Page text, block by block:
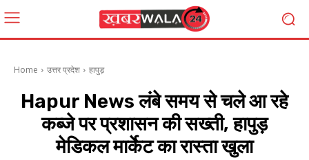
Home उत्तर प्रदेश हापुड़
Hapur News लंबे समय से चले आ रहे
कब्जे पर प्रशासन की सख्ती, हापुड़
मेडिकल मार्केट का रास्ता खुला